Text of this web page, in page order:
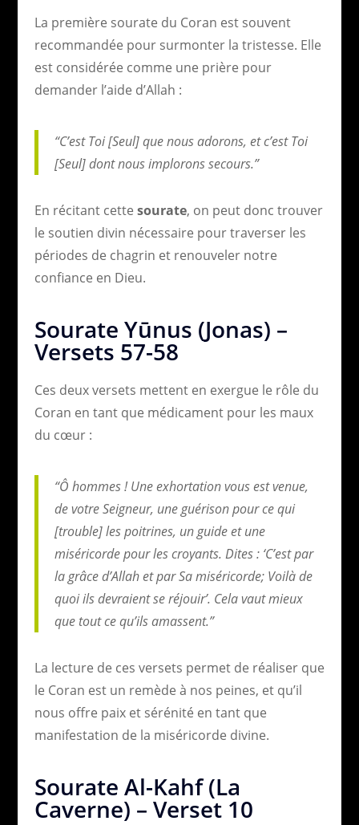
La première sourate du Coran est souvent
recommandée pour surmonter la tristesse. Elle
est considérée comme une prière pour
demander l’aide d’Allah :
“C’est Toi [Seul] que nous adorons, et c’est Toi
[Seul] dont nous implorons secours.”
En récitant cette sourate, on peut donc trouver
le soutien divin nécessaire pour traverser les
périodes de chagrin et renouveler notre
confiance en Dieu.
Sourate Yūnus (Jonas) –
Versets 57-58
Ces deux versets mettent en exergue le rôle du
Coran en tant que médicament pour les maux
du cœur :
“Ô hommes ! Une exhortation vous est venue,
de votre Seigneur, une guérison pour ce qui
[trouble] les poitrines, un guide et une
miséricorde pour les croyants. Dites : ‘C’est par
la grâce d’Allah et par Sa miséricorde; Voilà de
quoi ils devraient se réjouir’. Cela vaut mieux
que tout ce qu’ils amassent.”
La lecture de ces versets permet de réaliser que
le Coran est un remède à nos peines, et qu’il
nous offre paix et sérénité en tant que
manifestation de la miséricorde divine.
Sourate Al-Kahf (La
Caverne) – Verset 10